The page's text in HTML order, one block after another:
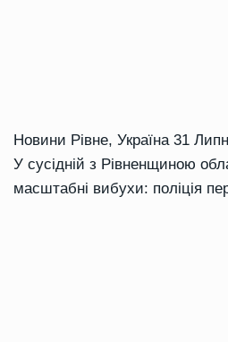
Новини Рівне, Україна 31
У сусідній з Рівненщиною
масштабні вибухи: поліція